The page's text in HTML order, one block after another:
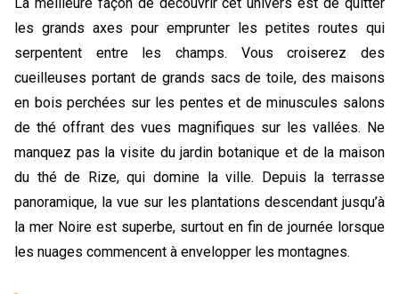
les grands axes pour emprunter les petites routes qui
serpentent entre les champs. Vous croiserez des
cueilleuses portant de grands sacs de toile, des maisons
en bois perchées sur les pentes et de minuscules salons
de thé offrant des vues magnifiques sur les vallées. Ne
manquez pas la visite du jardin botanique et de la maison
du thé de Rize, qui domine la ville. Depuis la terrasse
panoramique, la vue sur les plantations descendant jusqu’à
la mer Noire est superbe, surtout en fin de journée lorsque
les nuages commencent à envelopper les montagnes.